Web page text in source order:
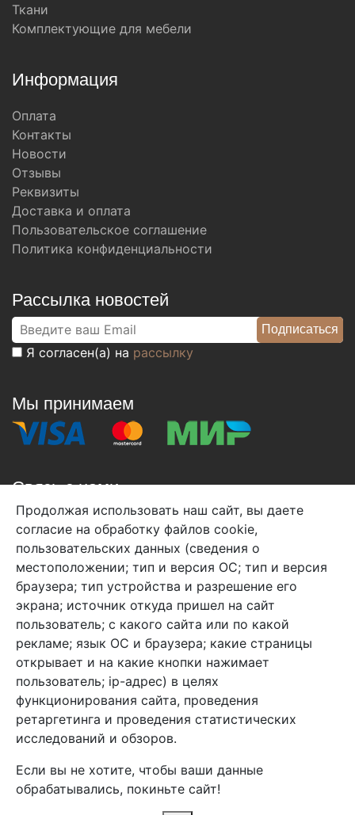
Ткани
Комплектующие для мебели
Информация
Оплата
Контакты
Новости
Отзывы
Реквизиты
Доставка и оплата
Пользовательское соглашение
Политика конфиденциальности
Рассылка новостей
Я согласен(а) на рассылку
Мы принимаем
Связь с нами
+7 (495) 933-38-08
info@arben-textile.ru- оптовые продажи
Арбен текстиль г. Щелково, пер.
1-й Советский д.25, владение 2.
Мы в соц. сетях
2026 Copyright © Арбен
Продолжая использовать наш сайт, вы даете
согласие на обработку файлов cookie,
пользовательских данных (сведения о
местоположении; тип и версия ОС; тип и версия
браузера; тип устройства и разрешение его
экрана; источник откуда пришел на сайт
пользователь; с какого сайта или по какой
рекламе; язык ОС и браузера; какие страницы
открывает и на какие кнопки нажимает
пользователь; ip-адрес) в целях
функционирования сайта, проведения
ретаргетинга и проведения статистических
исследований и обзоров.
Если вы не хотите, чтобы ваши данные
обрабатывались, покиньте сайт!